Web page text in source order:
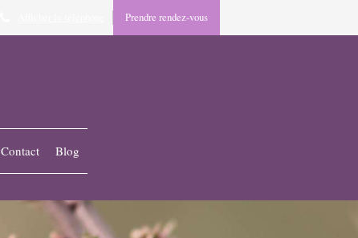
Prendre rendez-vous
Contact Blog